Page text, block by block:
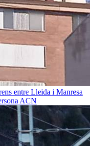
entre Lleida i Manresa
ACN